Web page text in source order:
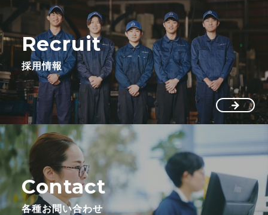
Recruit
採用情報
Contact
各種お問い合わせ